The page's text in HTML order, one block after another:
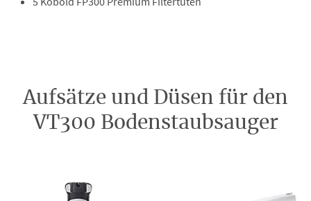
Aufsätze und Düsen für den
VT300 Bodenstaubsauger